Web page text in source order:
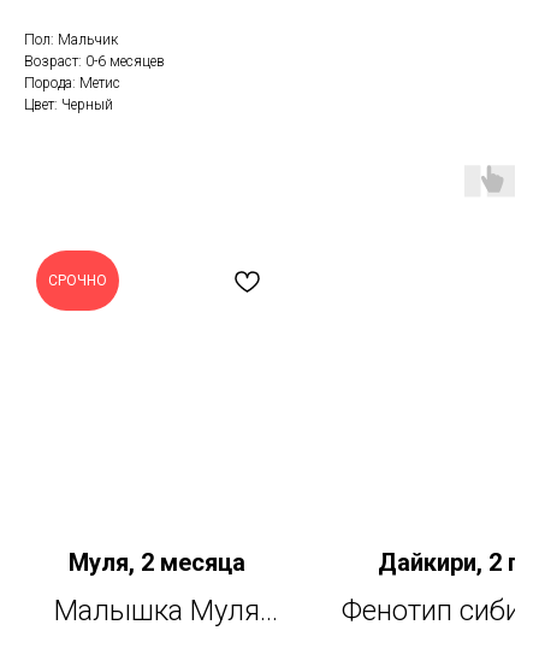
Пол: Мальчик
Возраст: 0-6 месяцев
Порода: Метис
Цвет: Черный
СРОЧНО
Муля, 2 месяца
Малышка Муля
Дайкири, 2
Фенотип